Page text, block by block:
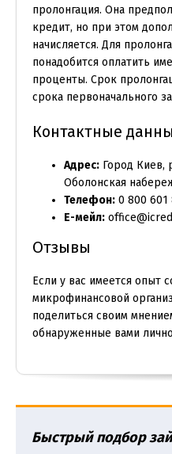
пролонгация. Она
кредит, но при этом
начисляется. Для
понадобится оплатить
проценты. Срок
срока первоначального
Контактные
Адрес: Город Киев,
Оболонская
Телефон: 0 800 601
Е-мейл:
Отзывы
Если у вас имеется опыт
микрофинансовой
поделиться своим
обнаруженные вами
Быстрый подбор